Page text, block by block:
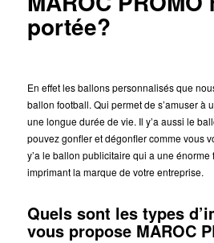
portée?
En effet les ballons personnalisés que
ballon football. Qui permet de s’amuser à
une longue durée de vie. Il y’a aussi le
pouvez gonfler et dégonfler comme vous
y’a le ballon publicitaire qui a une
imprimant la marque de votre entreprise.
Quels sont les types
vous propose MAROC